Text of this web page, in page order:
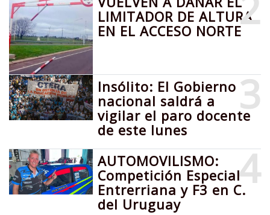
LIMITADOR DE ALTURA
EN EL ACCESO NORTE
3
Insólito: El Gobierno
nacional saldrá a
vigilar el paro docente
de este lunes
4
AUTOMOVILISMO:
Competición Especial
Entrerriana y F3 en C.
del Uruguay